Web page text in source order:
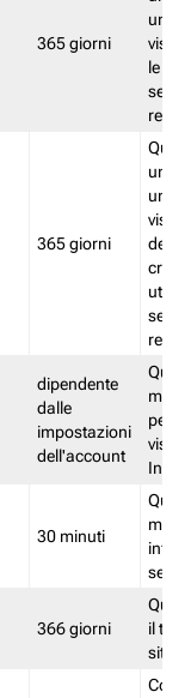
365 giorni
le
365 giorni
un
del
dipendente
dalle
impostazioni
dell'account
30 minuti
366 giorni
il
sito